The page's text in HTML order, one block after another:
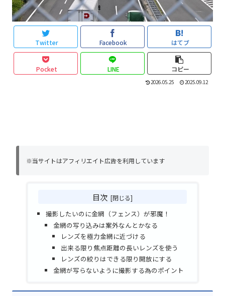
Twitter Facebook はてブ
Pocket LINE コピー
2026.05.25 2025.09.12
※当サイトはアフィリエイト広告を利用しています
目次
撮影したいのに金網（フェンス）が邪魔！
金網の写り込みは案外なんとかなる
レンズを極力金網に近づける
出来る限り焦点距離の長いレンズを使う
レンズの絞りはできる限り開放にする
金網が写らないように撮影する為のポイント